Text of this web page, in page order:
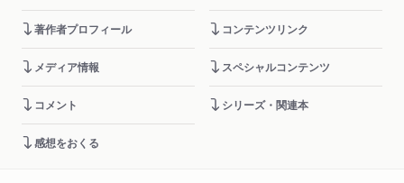
著作者プロフィール コンテンツリンク
メディア情報 スペシャルコンテンツ
コメント シリーズ・関連本
感想をおくる